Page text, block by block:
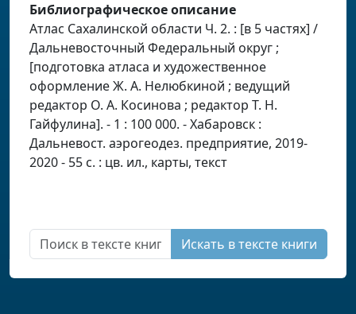
Библиографическое описание
Атлас Сахалинской области Ч. 2. : [в 5 частях] /
Дальневосточный Федеральный округ ;
[подготовка атласа и художественное
оформление Ж. А. Нелюбкиной ; ведущий
редактор О. А. Косинова ; редактор Т. Н.
Гайфулина]. - 1 : 100 000. - Хабаровск :
Дальневост. аэрогеодез. предприятие, 2019-
2020 - 55 с. : цв. ил., карты, текст
Искать в тексте книги